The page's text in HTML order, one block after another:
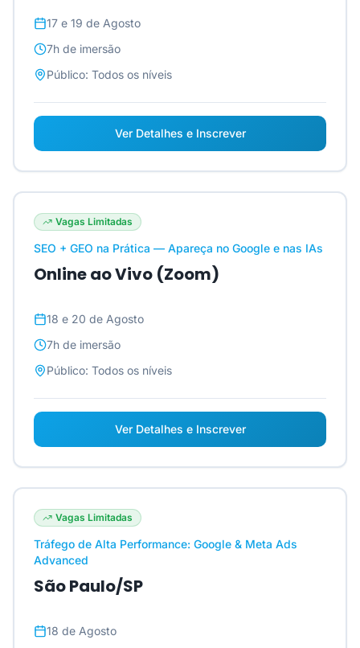
17 e 19 de Agosto
7h de imersão
Público: Todos os níveis
Ver Detalhes e Inscrever
Vagas Limitadas
SEO + GEO na Prática — Apareça no Google e nas IAs
Online ao Vivo (Zoom)
18 e 20 de Agosto
7h de imersão
Público: Todos os níveis
Ver Detalhes e Inscrever
Vagas Limitadas
Tráfego de Alta Performance: Google & Meta Ads
Advanced
São Paulo/SP
18 de Agosto